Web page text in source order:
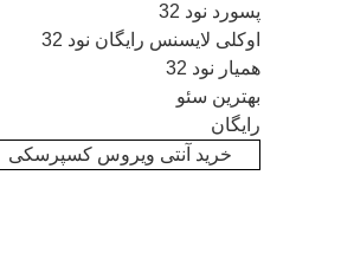
پسورد نود 32
اوکلی لایسنس رایگان نود 32
همیار نود 32
بهترین سئو
رایگان
خرید آنتی ویروس کسپرسکی